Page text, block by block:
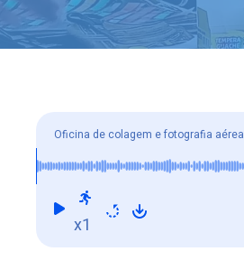
Oficina de colagem e fotografia aérea
x1